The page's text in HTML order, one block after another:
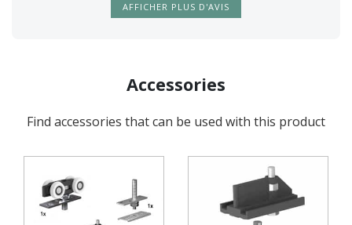
AFFICHER PLUS D'AVIS
Accessories
Find accessories that can be used with this product